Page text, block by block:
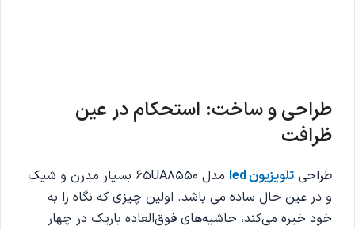
طراحی و ساخت: استحکام در عین
ظرافت
طراحی تلویزیون led
مدل 65UA8550 بسیار مدرن و شیک
و در عین حال ساده می باشد. اولین چیزی که نگاه را به
خود خیره می‌کند، حاشیه‌های فوق‌العاده باریک در چهار